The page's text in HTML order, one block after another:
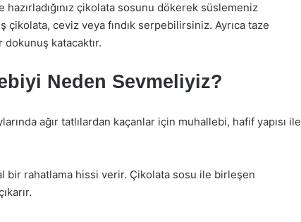
çikolata sosunu dökerek süslemeniz
ceviz veya fındık serpebilirsiniz. Ayrıca taze
katacaktır.
Neden Sevmeliyiz?
ağır tatlılardan kaçanlar için muhallebi, hafif yapısı ile
bir rahatlama hissi verir. Çikolata sosu ile birleşen